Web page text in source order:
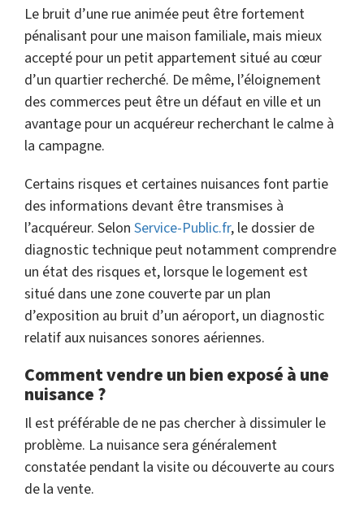
Le bruit d’une rue animée peut être fortement
pénalisant pour une maison familiale, mais mieux
accepté pour un petit appartement situé au cœur
d’un quartier recherché. De même, l’éloignement
des commerces peut être un défaut en ville et un
avantage pour un acquéreur recherchant le calme à
la campagne.
Certains risques et certaines nuisances font partie
des informations devant être transmises à
l’acquéreur. Selon Service-Public.fr, le dossier de
diagnostic technique peut notamment comprendre
un état des risques et, lorsque le logement est
situé dans une zone couverte par un plan
d’exposition au bruit d’un aéroport, un diagnostic
relatif aux nuisances sonores aériennes.
Comment vendre un bien exposé à une
nuisance ?
Il est préférable de ne pas chercher à dissimuler le
problème. La nuisance sera généralement
constatée pendant la visite ou découverte au cours
de la vente.